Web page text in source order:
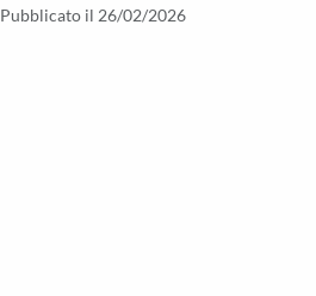
Pubblicato il 26/02/2026